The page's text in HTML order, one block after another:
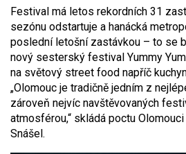
Festival má letos rekordních 31
sezónu odstartuje a hanácká
poslední letošní zastávkou – to se
nový sesterský festival Yummy
na světový street food napříč
„Olomouc je tradičně jedním z
zároveň nejvíc navštěvovaných
atmosférou,“ skládá poctu
Snášel.